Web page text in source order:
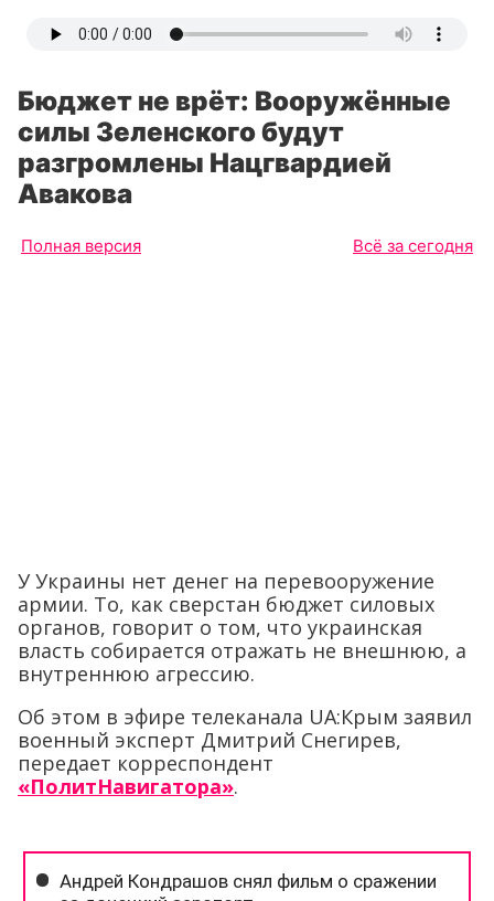
Бюджет не врёт: Вооружённые
силы Зеленского будут
разгромлены Нацгвардией
Авакова
Полная версия Всё за сегодня
У Украины нет денег на перевооружение
армии. То, как сверстан бюджет силовых
органов, говорит о том, что украинская
власть собирается отражать не внешнюю, а
внутреннюю агрессию.
Об этом в эфире телеканала UA:Крым заявил
военный эксперт Дмитрий Снегирев,
передает корреспондент
«ПолитНавигатора».